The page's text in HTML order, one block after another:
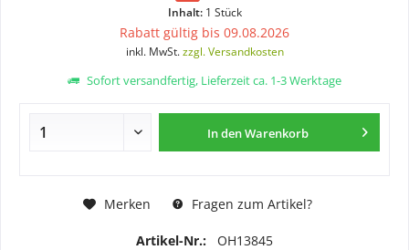
Inhalt: 1 Stück
Rabatt gültig bis 09.08.2026
inkl. MwSt.zzgl. Versandkosten
Sofort versandfertig, Lieferzeit ca. 1-3 Werktage
In denWarenkorb
Merken Fragen zum Artikel?
Artikel-Nr.: OH13845